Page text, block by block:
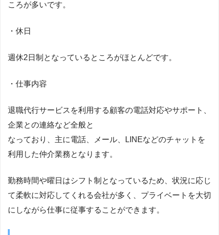
ころが多いです。
・休日
週休2日制となっているところがほとんどです。
・仕事内容
退職代行サービスを利用する顧客の電話対応やサポート、
企業との連絡など全般と
なっており、主に電話、メール、LINEなどのチャットを
利用した仲介業務となります。
勤務時間や曜日はシフト制となっているため、状況に応じ
て柔軟に対応してくれる会社が多く、プライベートを大切
にしながら仕事に従事することができます。